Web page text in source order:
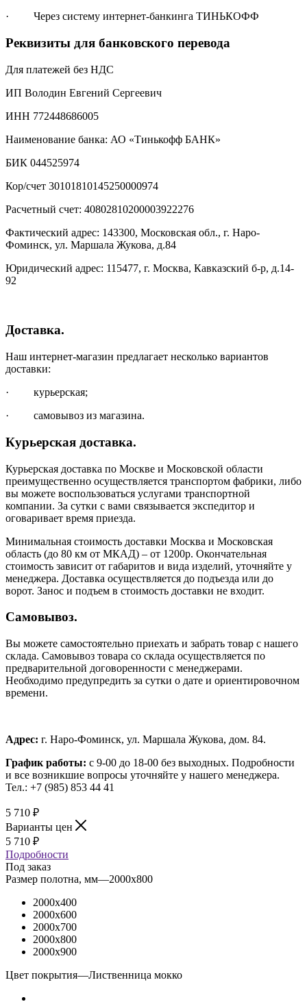
· Через систему интернет-банкинга ТИНЬКОФФ
Реквизиты для банковского перевода
Для платежей без НДС
ИП Володин Евгений Сергеевич
ИНН 772448686005
Наименование банка: АО «Тинькофф БАНК»
БИК 044525974
Кор/счет 30101810145250000974
Расчетный счет: 40802810200003922276
Фактический адрес: 143300, Московская обл., г. Наро-
Фоминск, ул. Маршала Жукова, д.84
Юридический адрес: 115477, г. Москва, Кавказский б-р, д.14-
92
Доставка.
Наш интернет-магазин предлагает несколько вариантов
доставки:
· курьерская;
· самовывоз из магазина.
Курьерская доставка.
Курьерская доставка по Москве и Московской области
преимущественно осуществляется транспортом фабрики, либо
вы можете воспользоваться услугами транспортной
компании. За сутки с вами связывается экспедитор и
оговаривает время приезда.
Минимальная стоимость доставки Москва и Московская
область (до 80 км от МКАД) – от 1200р. Окончательная
стоимость зависит от габаритов и вида изделий, уточняйте у
менеджера. Доставка осуществляется до подъезда или до
ворот. Занос и подъем в стоимость доставки не входит.
Самовывоз.
Вы можете самостоятельно приехать и забрать товар с нашего
склада. Самовывоз товара со склада осуществляется по
предварительной договоренности с менеджерами.
Необходимо предупредить за сутки о дате и ориентировочном
времени.
Адрес: г. Наро-Фоминск, ул. Маршала Жукова, дом. 84.
График работы: с 9-00 до 18-00 без выходных. Подробности
и все возникшие вопросы уточняйте у нашего менеджера.
Тел.: +7 (985) 853 44 41
5 710 ₽
Варианты цен
5 710 ₽
Подробности
Под заказ
Размер полотна, мм—2000x800
2000x400
2000x600
2000x700
2000x800
2000x900
Цвет покрытия—Лиственница мокко